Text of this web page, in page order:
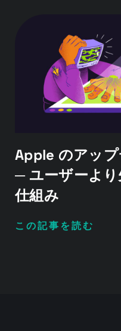
Apple のアッ
─ ユーザーよ
仕組み
この記事を読む